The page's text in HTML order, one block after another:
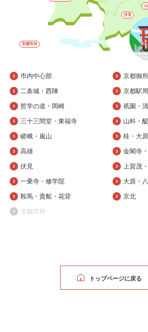
伏見
京都市外
市内中心部 京都御
二条城・西陣 京都駅
哲学の道・岡崎 祇園・
三十三間堂・東福寺 山科・
嵯峨・嵐山 桂・大
高雄 金閣寺
伏見 上賀茂
一乗寺・修学院 大原・
鞍馬・貴船・花背 京北
京都市外
トップページに戻る